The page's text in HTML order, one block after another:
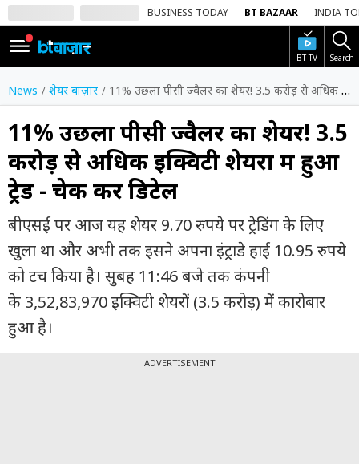
BUSINESS TODAY BT BAZAAR INDIA
BT TV Search
SIGN
IN
Dark
Mode
होम
शेयर
बाज़ार
वीडियो
ट्रेंडिंग
न्यूज
News शेयर बाज़ार 11% उछला पीसी ज्वैलर का शेयर! 3.5 करोड़ से अधिक इक्विटी शेयरों में हुआ ट्रेड - चेक करें डिटेल
11% उछला पीसी ज्वैलर का शेयर! 3.5
करोड़ से अधिक इक्विटी शेयरों में हुआ
ट्रेड - चेक करें डिटेल
बीएसई पर आज यह शेयर 9.70 रुपये पर ट्रेडिंग के लिए
खुला था और अभी तक इसने अपना इंट्राडे हाई 10.95 रुपये
को टच किया है। सुबह 11:46 बजे तक कंपनी
के 3,52,83,970 इक्विटी शेयरों (3.5 करोड़) में कारोबार
हुआ है।
ADVERTISEMENT